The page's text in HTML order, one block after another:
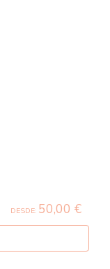
DESDE: 50,00€